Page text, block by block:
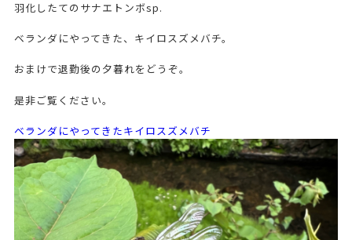
羽化したてのサナエトンボsp.
ベランダにやってきた、キイロスズメバチ。
おまけで退勤後の夕暮れをどうぞ。
是非ご覧ください。
ベランダにやってきたキイロスズメバチ